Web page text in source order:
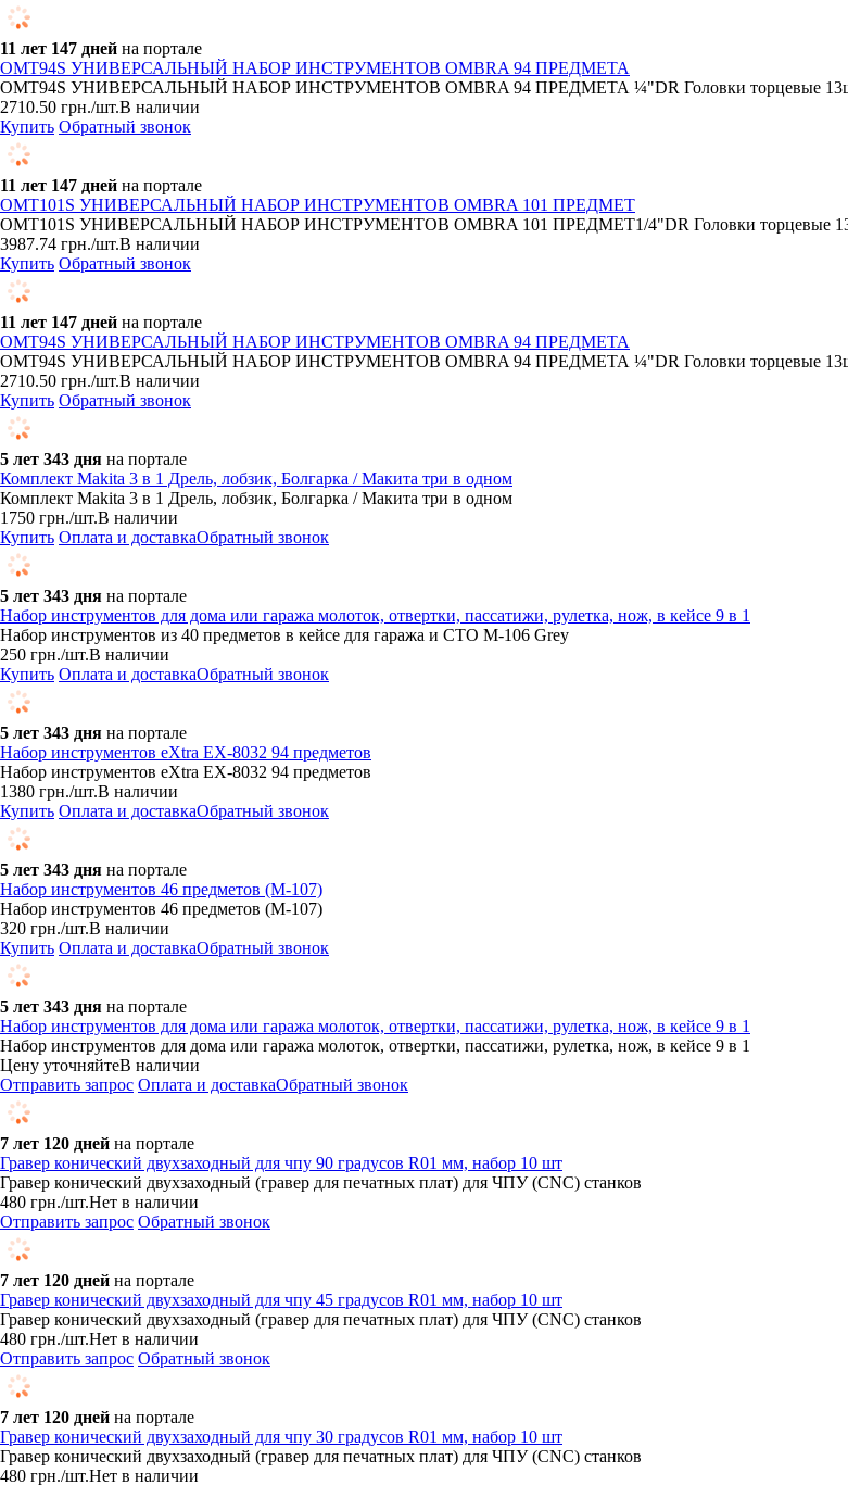
11 лет 147 дней на портале
OMT94S УНИВЕРСАЛЬНЫЙ НАБОР ИНСТРУМЕНТОВ OMBRA 94 ПРЕДМЕТА
OMT94S УНИВЕРСАЛЬНЫЙ НАБОР ИНСТРУМЕНТОВ OMBRA 94 ПРЕДМЕТА ¼"DR Головки торцевые
2710.50 грн./шт.В наличии
Купить Обратный звонок
11 лет 147 дней на портале
OMT101S УНИВЕРСАЛЬНЫЙ НАБОР ИНСТРУМЕНТОВ OMBRA 101 ПРЕДМЕТ
OMT101S УНИВЕРСАЛЬНЫЙ НАБОР ИНСТРУМЕНТОВ OMBRA 101 ПРЕДМЕТ1/4"DR Головки торцевые 13шт:
3987.74 грн./шт.В наличии
Купить Обратный звонок
11 лет 147 дней на портале
OMT94S УНИВЕРСАЛЬНЫЙ НАБОР ИНСТРУМЕНТОВ OMBRA 94 ПРЕДМЕТА
OMT94S УНИВЕРСАЛЬНЫЙ НАБОР ИНСТРУМЕНТОВ OMBRA 94 ПРЕДМЕТА ¼"DR Головки торцевые
2710.50 грн./шт.В наличии
Купить Обратный звонок
5 лет 343 дня на портале
Комплект Makita 3 в 1 Дрель, лобзик, Болгарка / Макита три в одном
Комплект Makita 3 в 1 Дрель, лобзик, Болгарка / Макита три в одном
1750 грн./шт.В наличии
Купить Оплата и доставкаОбратный звонок
5 лет 343 дня на портале
Набор инструментов для дома или гаража молоток, отвертки, пассатижи, рулетка, нож, в кейсе 9 в 1
Набор инструментов из 40 предметов в кейсе для гаража и СТО M-106 Grey
250 грн./шт.В наличии
Купить Оплата и доставкаОбратный звонок
5 лет 343 дня на портале
Набор инструментов eXtra EX-8032 94 предметов
Набор инструментов eXtra EX-8032 94 предметов
1380 грн./шт.В наличии
Купить Оплата и доставкаОбратный звонок
5 лет 343 дня на портале
Набор инструментов 46 предметов (M-107)
Набор инструментов 46 предметов (M-107)
320 грн./шт.В наличии
Купить Оплата и доставкаОбратный звонок
5 лет 343 дня на портале
Набор инструментов для дома или гаража молоток, отвертки, пассатижи, рулетка, нож, в кейсе 9 в 1
Набор инструментов для дома или гаража молоток, отвертки, пассатижи, рулетка, нож, в кейсе 9 в 1
Цену уточняйтеВ наличии
Отправить запрос Оплата и доставкаОбратный звонок
7 лет 120 дней на портале
Гравер конический двухзаходный для чпу 90 градусов R01 мм, набор 10 шт
Гравер конический двухзаходный (гравер для печатных плат) для ЧПУ (CNC) станков
480 грн./шт.Нет в наличии
Отправить запрос Обратный звонок
7 лет 120 дней на портале
Гравер конический двухзаходный для чпу 45 градусов R01 мм, набор 10 шт
Гравер конический двухзаходный (гравер для печатных плат) для ЧПУ (CNC) станков
480 грн./шт.Нет в наличии
Отправить запрос Обратный звонок
7 лет 120 дней на портале
Гравер конический двухзаходный для чпу 30 градусов R01 мм, набор 10 шт
Гравер конический двухзаходный (гравер для печатных плат) для ЧПУ (CNC) станков
480 грн./шт.Нет в наличии